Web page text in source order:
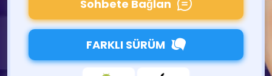
Sohbete Bağlan
FARKLI SÜRÜM